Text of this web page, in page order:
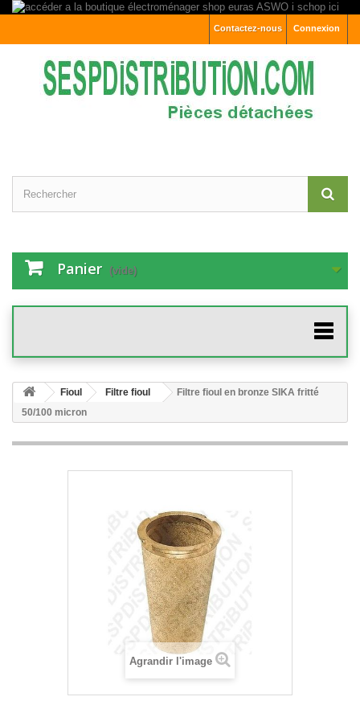
Connexion
Contactez-nous
Panier (vide)
Fioul Filtre fioul
Filtre fioul en bronze SIKA fritté
50/100 micron
Agrandir l'image